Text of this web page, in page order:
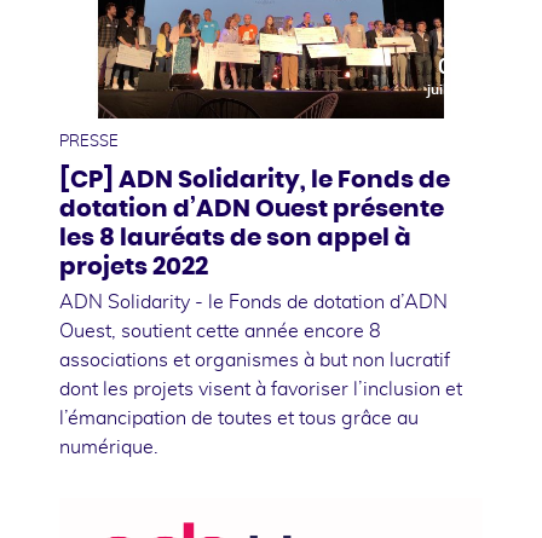
04
juillet
PRESSE
[CP] ADN Solidarity, le Fonds de
dotation d’ADN Ouest présente
les 8 lauréats de son appel à
projets 2022
ADN Solidarity - le Fonds de dotation d’ADN
Ouest, soutient cette année encore 8
associations et organismes à but non lucratif
dont les projets visent à favoriser l’inclusion et
l’émancipation de toutes et tous grâce au
numérique.